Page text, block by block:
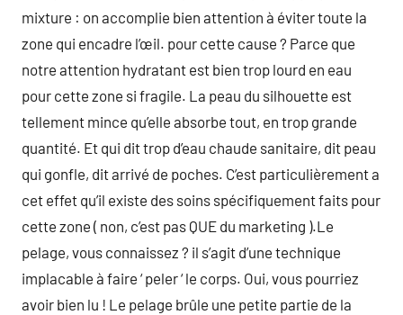
mixture : on accomplie bien attention à éviter toute la
zone qui encadre l’œil. pour cette cause ? Parce que
notre attention hydratant est bien trop lourd en eau
pour cette zone si fragile. La peau du silhouette est
tellement mince qu’elle absorbe tout, en trop grande
quantité. Et qui dit trop d’eau chaude sanitaire, dit peau
qui gonfle, dit arrivé de poches. C’est particulièrement a
cet effet qu’il existe des soins spécifiquement faits pour
cette zone ( non, c’est pas QUE du marketing ).Le
pelage, vous connaissez ? il s’agit d’une technique
implacable à faire ‘ peler ‘ le corps. Oui, vous pourriez
avoir bien lu ! Le pelage brûle une petite partie de la